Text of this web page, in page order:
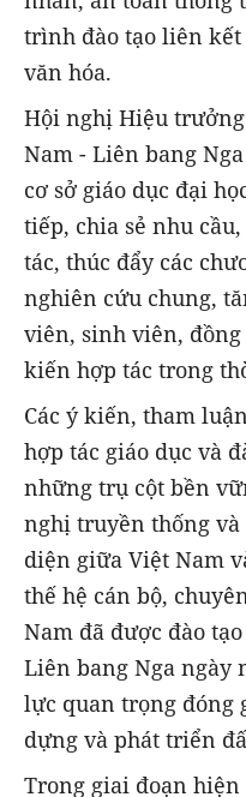
trình đào tạo liên
văn hóa.
Hội nghị Hiệu
Nam - Liên bang
cơ sở giáo dục đại
tiếp, chia sẻ nhu
tác, thúc đẩy các
nghiên cứu chung,
viên, sinh viên,
kiến hợp tác trong
Các ý kiến, tham
hợp tác giáo dục và
những trụ cột bền
nghị truyền thống
diện giữa Việt Nam
thế hệ cán bộ,
Nam đã được đào
Liên bang Nga ngày
lực quan trọng đóng
dựng và phát triển
Trong giai đoạn